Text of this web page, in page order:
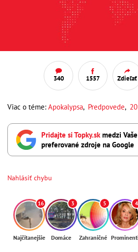
340 1557 Zdieľať
Viac o téme: Apokalypsa, Predpovede,
Pridajte si Topky.skmedzi Vaše
preferované zdroje na Google
Nahlásiť chybu
16
Najčítanejšie
3
Domáce
5
Zahraničné
4